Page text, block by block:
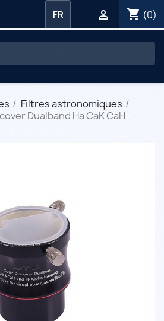
shopping_cart (0)

FR
Filtres astronomiques
Dualband Ha CaK CaH